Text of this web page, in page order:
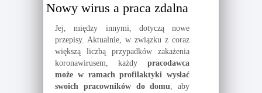
Nowy wirus a praca zdalna
Jej, między innymi, dotyczą nowe
przepisy. Aktualnie, w związku z coraz
większą liczbą przypadków zakażenia
koronawirusem, każdy pracodawca
może w ramach profilaktyki wysłać
swoich pracowników do domu, aby